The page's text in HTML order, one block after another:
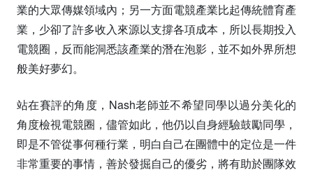
業的大眾傳媒領域內；另一方面電競產業比起傳統體育產
業，少卻了許多收入來源以支撐各項成本，所以長期投入
電競圈，反而能洞悉該產業的潛在泡影，並不如外界所想
般美好夢幻。
站在賽評的角度，Nash老師並不希望同學以過分美化的
角度檢視電競圈，儘管如此，他仍以自身經驗鼓勵同學，
即是不管從事何種行業，明白自己在團體中的定位是一件
非常重要的事情，善於發掘自己的優劣，將有助於團隊效